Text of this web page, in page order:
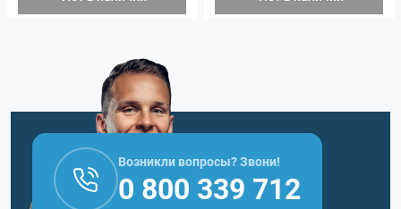
Возникли вопросы? Звони!
0 800 339 712